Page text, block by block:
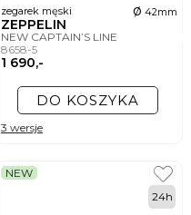
zegarek męski ø 42mm
ZEPPELIN
NEW CAPTAIN’S LINE
8658-5
1 690,-
DO KOSZYKA
3 wersje
NEW
24h